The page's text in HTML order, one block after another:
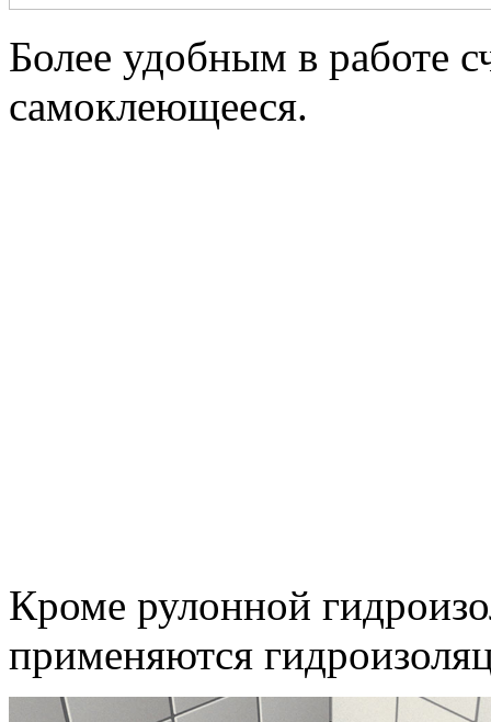
Более удобным в работе
самоклеющееся.
Кроме рулонной
применяются